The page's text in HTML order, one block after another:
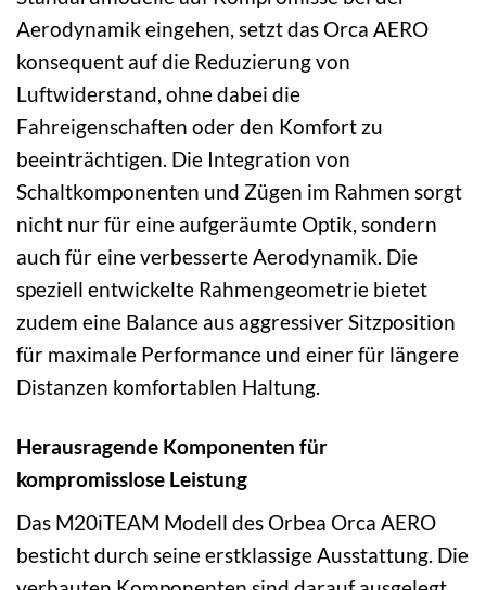
Aerodynamik eingehen, setzt das Orca AERO
konsequent auf die Reduzierung von
Luftwiderstand, ohne dabei die
Fahreigenschaften oder den Komfort zu
beeinträchtigen. Die Integration von
Schaltkomponenten und Zügen im Rahmen sorgt
nicht nur für eine aufgeräumte Optik, sondern
auch für eine verbesserte Aerodynamik. Die
speziell entwickelte Rahmengeometrie bietet
zudem eine Balance aus aggressiver Sitzposition
für maximale Performance und einer für längere
Distanzen komfortablen Haltung.
Herausragende Komponenten für
kompromisslose Leistung
Das M20iTEAM Modell des Orbea Orca AERO
besticht durch seine erstklassige Ausstattung. Die